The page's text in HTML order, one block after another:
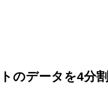
のデータを4分